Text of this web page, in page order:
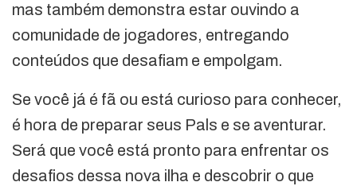
mas também demonstra estar ouvindo a
comunidade de jogadores, entregando
conteúdos que desafiam e empolgam.
Se você já é fã ou está curioso para conhecer,
é hora de preparar seus Pals e se aventurar.
Será que você está pronto para enfrentar os
desafios dessa nova ilha e descobrir o que